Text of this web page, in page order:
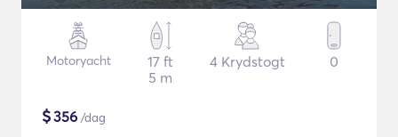
Motoryacht
17 ft
5 m
4 Krydstogt 0
$356 /dag